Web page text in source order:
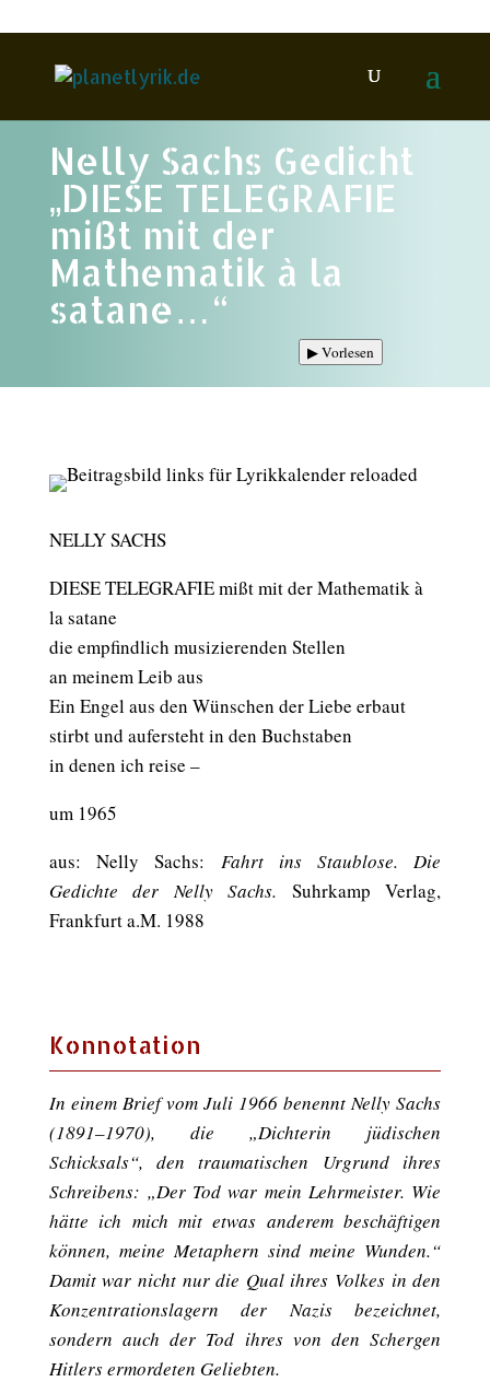
Nelly Sachs Gedicht
„DIESE TELEGRAFIE
mißt mit der
Mathematik à la
satane…“
▶Vorlesen
NELLY SACHS
DIESE TELEGRAFIE mißt mit der Mathematik à
la satane
die empfindlich musizierenden Stellen
an meinem Leib aus
Ein Engel aus den Wünschen der Liebe erbaut
stirbt und aufersteht in den Buchstaben
in denen ich reise –
um 1965
aus: Nelly Sachs: Fahrt ins Staublose. Die
Gedichte der Nelly Sachs. Suhrkamp Verlag,
Frankfurt a.M. 1988
Konnotation
In einem Brief vom Juli 1966 benennt Nelly Sachs
(1891–1970), die „Dichterin jüdischen
Schicksals“, den traumatischen Urgrund ihres
Schreibens: „Der Tod war mein Lehrmeister. Wie
hätte ich mich mit etwas anderem beschäftigen
können, meine Metaphern sind meine Wunden.“
Damit war nicht nur die Qual ihres Volkes in den
Konzentrationslagern der Nazis bezeichnet,
sondern auch der Tod ihres von den Schergen
Hitlers ermordeten Geliebten.